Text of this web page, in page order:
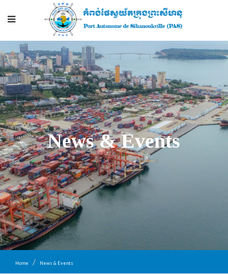
News & Events
Home News & Events